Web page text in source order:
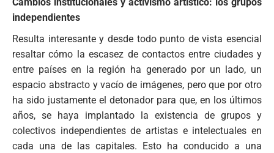
independientes
Resulta interesante y desde todo punto de vista esencial
resaltar cómo la escasez de contactos entre ciudades y
entre países en la región ha generado por un lado, un
espacio abstracto y vacío de imágenes, pero que por otro
ha sido justamente el detonador para que, en los últimos
años, se haya implantado la existencia de grupos y
colectivos independientes de artistas e intelectuales en
cada una de las capitales. Esto ha conducido a una